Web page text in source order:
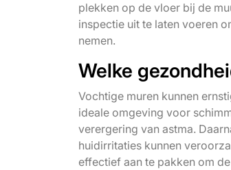
plekken op de vloer bij de
inspectie uit te laten voeren
nemen.
Welke
Vochtige muren kunnen
ideale omgeving voor
verergering van astma.
huidirritaties kunnen
effectief aan te pakken om